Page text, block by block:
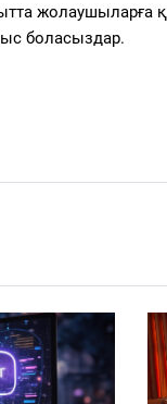
жолаушыларға
боласыздар.